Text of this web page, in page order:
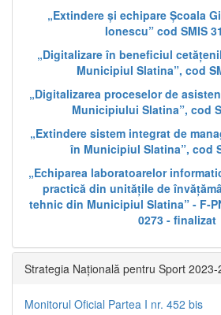
„Extindere și echipare Școala
Ionescu” cod SMIS
„Digitalizare în beneficiul
Municipiul Slatina”, cod
„Digitalizarea proceselor de
Municipiului Slatina”, cod
„Extindere sistem integrat de
în Municipiul Slatina”, cod
„Echiparea laboratoarelor
practică din unitățile de
tehnic din Municipiul Slatina” - F-
0273 - finalizat
Strategia Națională pentru Sport 2023-
Monitorul Oficial Partea I nr. 452 bis